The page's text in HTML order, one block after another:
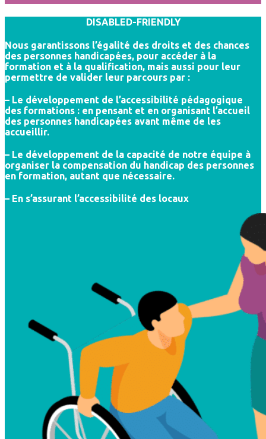
DISABLED-FRIENDLY
Nous garantissons l’égalité des droits et des chances
des personnes handicapées, pour accéder à la
formation et à la qualification, mais aussi pour leur
permettre de valider leur parcours par :
– Le développement de l’accessibilité pédagogique
des formations : en pensant et en organisant l’accueil
des personnes handicapées avant même de les
accueillir.
– Le développement de la capacité de notre équipe à
organiser la compensation du handicap des personnes
en formation, autant que nécessaire.
– En s’assurant l’accessibilité des locaux